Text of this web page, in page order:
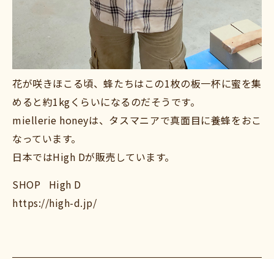
花が咲きほこる頃、蜂たちはこの1枚の板一杯に蜜を集
めると約1kgくらいになるのだそうです。
miellerie honeyは、タスマニアで真面目に養蜂をおこ
なっています。
日本ではHigh Dが販売しています。
SHOP High D
https://high-d.jp/